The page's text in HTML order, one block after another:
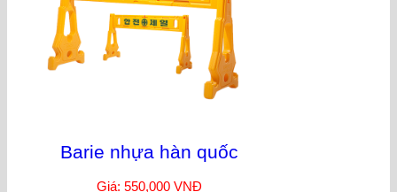
Barie nhựa hàn quốc
Giá: 550,000 VNĐ